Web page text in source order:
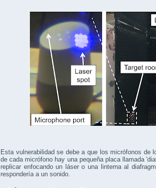
Esta vulnerabilidad se debe a que los micrófonos de
de cada micrófono hay una pequeña placa llamada
replicar enfocando un láser o una linterna al
respondería a un sonido.